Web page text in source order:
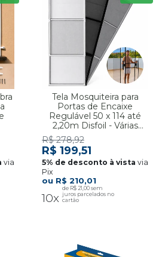
via
Tela Mosquiteira para
Portas de Encaixe
Regulável 50 x 114 até
2,20m Disfoil - Várias
Cores
R$ 278,92
R$ 210,01
10x
R$ 21,00
R$ 199,51
via
Pix